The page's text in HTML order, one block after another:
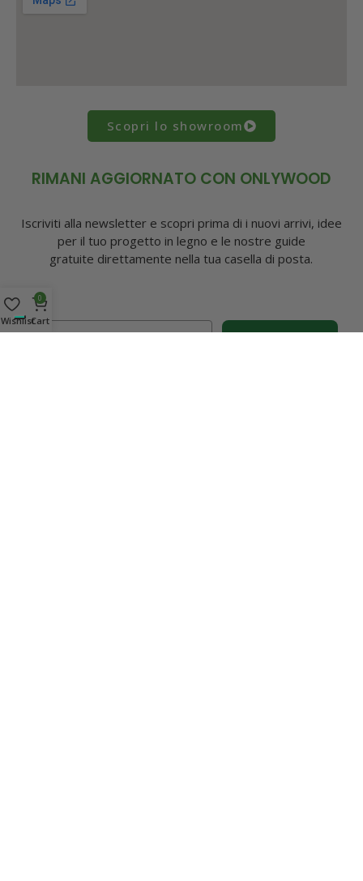
Scopri lo showroom
RIMANI AGGIORNATO CON ONLYWOOD
Iscriviti alla newsletter e scopri prima di i nuovi arrivi, idee
per il tuo progetto in legno e le nostre guide
gratuite direttamente nella tua casella di posta.
Email
Wishlist
0
Cart